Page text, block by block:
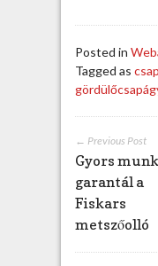
Posted in
Tagged as
← Previous Post
Gyors
garantál a
Fiskars
metszőolló